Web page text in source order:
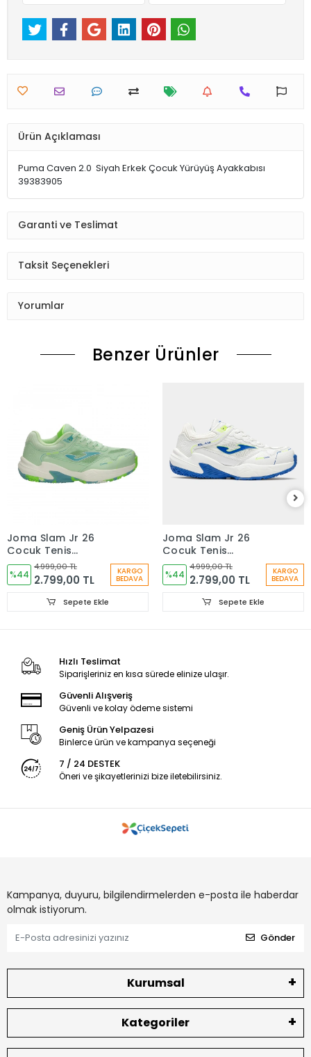
Ürün Açıklaması
Puma Caven 2.0 Siyah Erkek Çocuk Yürüyüş Ayakkabısı
39383905
Garanti ve Teslimat
Taksit Seçenekleri
Yorumlar
Benzer Ürünler
Joma Slam Jr 26
Çocuk Tenis
Ayakkabısı
JSLAMS2624OM
%44
4.999,00 TL
2.799,00 TL
KARGO
BEDAVA
Sepete Ekle
Joma Slam Jr 26
Çocuk Tenis
Ayakkabısı
JSLAMS2602OM
%44
4.999,00 TL
2.799,00 TL
KARGO
BEDAVA
Sepete Ekle
Hızlı Teslimat
Siparişleriniz en kısa sürede elinize ulaşır.
Güvenli Alışveriş
Güvenli ve kolay ödeme sistemi
Geniş Ürün Yelpazesi
Binlerce ürün ve kampanya seçeneği
7 / 24 DESTEK
Öneri ve şikayetlerinizi bize iletebilirsiniz.
Kampanya, duyuru, bilgilendirmelerden e-posta ile haberdar
olmak istiyorum.
Gönder
Kurumsal
Kategoriler